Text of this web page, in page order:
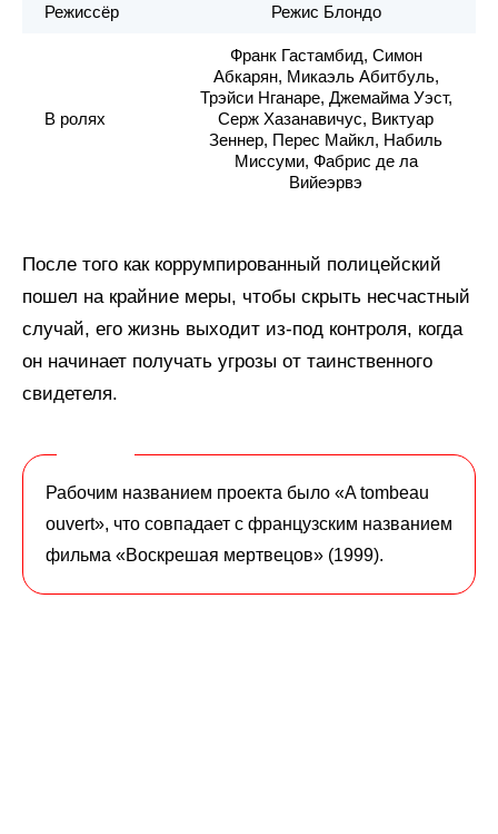
Режиссёр Режис Блондо
В ролях
Франк Гастамбид, Симон
Абкарян, Микаэль Абитбуль,
Трэйси Нганаре, Джемайма Уэст,
Серж Хазанавичус, Виктуар
Зеннер, Перес Майкл, Набиль
Миссуми, Фабрис де ла
Вийеэрвэ
После того как коррумпированный полицейский
пошел на крайние меры, чтобы скрыть несчастный
случай, его жизнь выходит из-под контроля, когда
он начинает получать угрозы от таинственного
свидетеля.
Рабочим названием проекта было «A tombeau
ouvert», что совпадает с французским названием
фильма «Воскрешая мертвецов» (1999).